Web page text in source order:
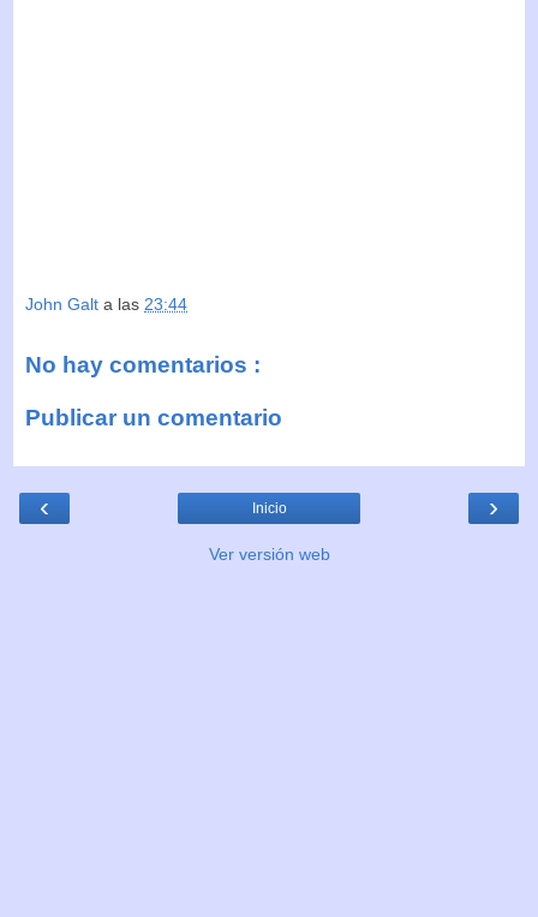
John Galt a las 23:44
No hay comentarios :
Publicar un comentario
‹ ›
Inicio
Ver versión web